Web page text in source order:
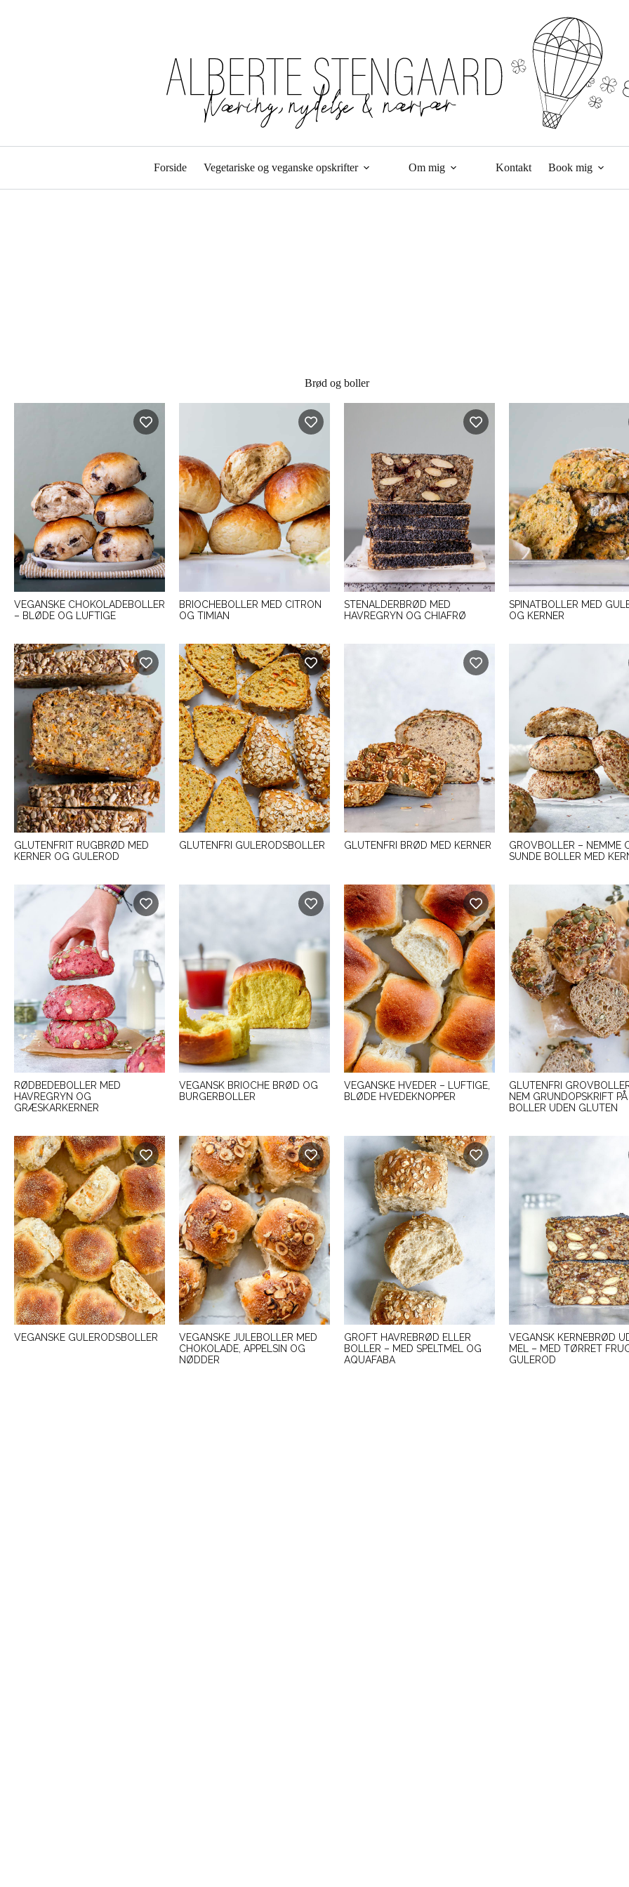
Forside Vegetariske og veganske opskrifter Om mig Kontakt Book mig
Brød og boller
VEGANSKE CHOKOLADEBOLLER
– BLØDE OG LUFTIGE
BRIOCHEBOLLER MED CITRON
OG TIMIAN
STENALDERBRØD MED
HAVREGRYN OG CHIAFRØ
SPINATBOLLER MED
OG KERNER
GLUTENFRIT RUGBRØD MED
KERNER OG GULEROD
GLUTENFRI GULERODSBOLLER GLUTENFRI BRØD MED KERNER
GROVBOLLER – NEMME
SUNDE BOLLER MED
RØDBEDEBOLLER MED
HAVREGRYN OG
GRÆSKARKERNER
VEGANSK BRIOCHE BRØD OG
BURGERBOLLER
VEGANSKE HVEDER – LUFTIGE,
BLØDE HVEDEKNOPPER
GLUTENFRI
NEM GRUNDOPSKRIFT PÅ
BOLLER UDEN GLUTEN
VEGANSKE GULERODSBOLLER
VEGANSKE JULEBOLLER MED
CHOKOLADE, APPELSIN OG
NØDDER
GROFT HAVREBRØD ELLER
BOLLER – MED SPELTMEL OG
AQUAFABA
VEGANSK KERNEBRØD
MEL – MED TØRRET
GULEROD